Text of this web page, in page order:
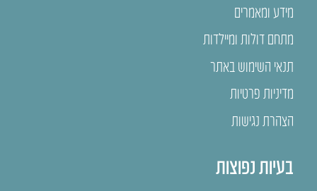
מידע ומאמרים
מתחם דולות ומיילדות
תנאי השימוש באתר
מדיניות פרטיות
הצהרת נגישות
בעיות נפוצות